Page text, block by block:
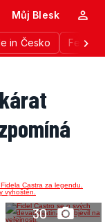
in Česko
Můj Blesk
30